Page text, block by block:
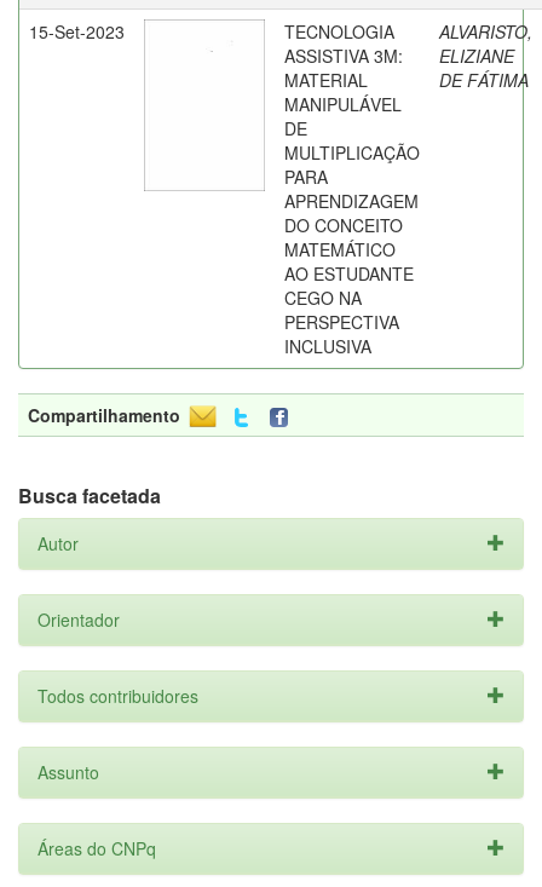
15-Set-2023
TECNOLOGIA
ASSISTIVA 3M:
MATERIAL
MANIPULÁVEL
DE
MULTIPLICAÇÃO
PARA
APRENDIZAGEM
DO CONCEITO
MATEMÁTICO
AO ESTUDANTE
CEGO NA
PERSPECTIVA
INCLUSIVA
ALVARISTO,
ELIZIANE
DE FÁTIMA
Compartilhamento
Busca facetada
Autor
Orientador
Todos contribuidores
Assunto
Áreas do CNPq